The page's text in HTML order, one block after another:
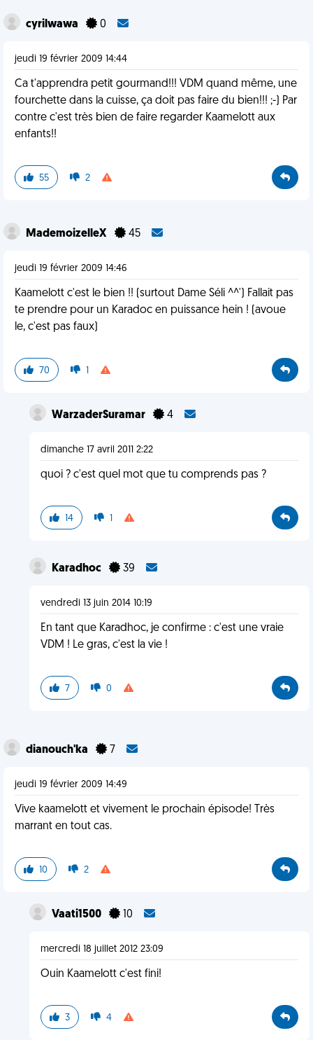
cyrilwawa 0
jeudi 19 février 2009 14:44
Ca t'apprendra petit gourmand!!! VDM quand même, une
fourchette dans la cuisse, ça doit pas faire du bien!!! ;-) Par
contre c'est très bien de faire regarder Kaamelott aux
enfants!!
55 2
MademoizelleX 45
jeudi 19 février 2009 14:46
Kaamelott c'est le bien !! (surtout Dame Séli ^^') Fallait pas
te prendre pour un Karadoc en puissance hein ! (avoue
le, c'est pas faux)
70 1
WarzaderSuramar 4
dimanche 17 avril 2011 2:22
quoi ? c'est quel mot que tu comprends pas ?
14 1
Karadhoc 39
vendredi 13 juin 2014 10:19
En tant que Karadhoc, je confirme : c'est une vraie
VDM ! Le gras, c'est la vie !
7 0
dianouch'ka 7
jeudi 19 février 2009 14:49
Vive kaamelott et vivement le prochain épisode! Très
marrant en tout cas.
10 2
Vaati1500 10
mercredi 18 juillet 2012 23:09
Ouin Kaamelott c'est fini!
3 4